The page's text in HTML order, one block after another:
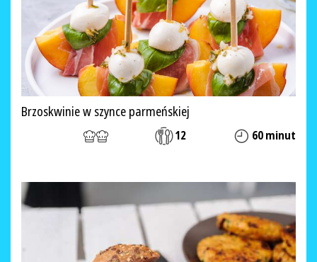
Brzoskwinie w szynce parmeńskiej
12 60 minut